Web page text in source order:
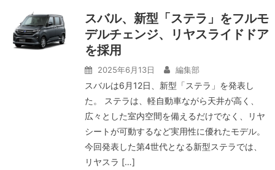
スバル、新型「ステラ」をフルモ
デルチェンジ、リヤスライドドア
を採用
2025年6月13日 編集部
スバルは6月12日、新型「ステラ」を発表し
た。 ステラは、軽自動車ながら天井が高く、
広々とした室内空間を備えるだけでなく、リヤ
シートが可動するなど実用性に優れたモデル。
今回発表した第4世代となる新型ステラでは、
リヤスラ […]